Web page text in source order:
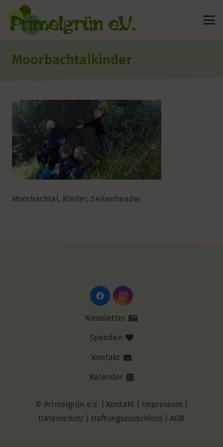
Moorbachtalkinder
Moorbachtal, Kinder, Seitenheader
Newsletter
Spenden
Kontakt
Kalender
© Primelgrün e.V. | Kontakt Impressum
Datenschutz
Haftungsausschluss |AGB